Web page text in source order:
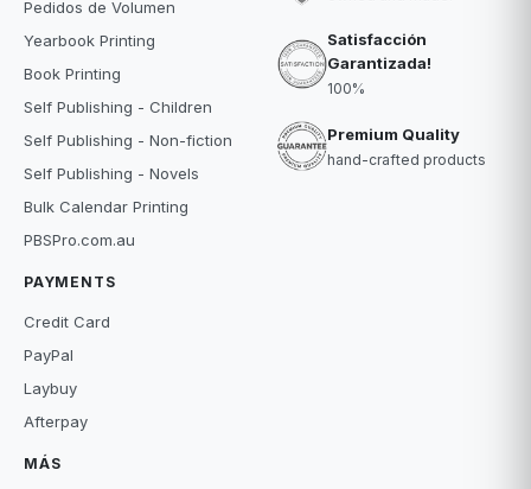
Pedidos de Volumen
Yearbook Printing
Book Printing
Self Publishing - Children
Self Publishing - Non-fiction
Self Publishing - Novels
Bulk Calendar Printing
PBSPro.com.au
PAYMENTS
Credit Card
PayPal
Laybuy
Afterpay
MÁS
Satisfacción
Garantizada!
100%
Premium Quality
hand-crafted products